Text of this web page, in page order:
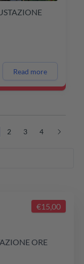
Read more
2 3 4
ORE
€15,00